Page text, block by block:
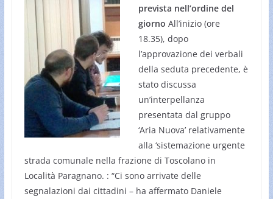
prevista nell’ordine del
giorno All’inizio (ore
18.35), dopo
l’approvazione dei verbali
della seduta precedente, è
stato discussa
un’interpellanza
presentata dal gruppo
‘Aria Nuova’ relativamente
alla ‘sistemazione urgente
strada comunale nella frazione di Toscolano in
Località Paragnano. : “Ci sono arrivate delle
segnalazioni dai cittadini – ha affermato Daniele